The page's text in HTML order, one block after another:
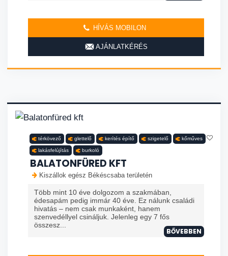
HÍVÁS MOBILON
AJÁNLATKÉRÉS
térkövező glettelő kerítés építő szigetelő kőműves
lakásfelújítás burkoló
BALATONFÜRED KFT
Kiszállok egész Békéscsaba területén
Több mint 10 éve dolgozom a szakmában,
édesapám pedig immár 40 éve. Ez nálunk családi
hivatás – nem csak munkaként, hanem
szenvedéllyel csináljuk. Jelenleg egy 7 fős
összesz...
BŐVEBBEN